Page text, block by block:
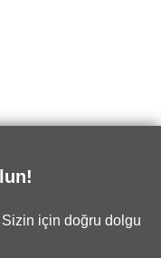
için doğru dolgu